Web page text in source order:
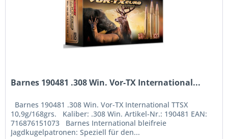
Barnes 190481 .308 Win. Vor-TX International...
Barnes 190481 .308 Win. Vor-TX International TTSX
10,9g/168grs. Kaliber: .308 Win. Artikel-Nr.: 190481 EAN:
716876151073 Barnes International bleifreie
Jagdkugelpatronen: Speziell für den...